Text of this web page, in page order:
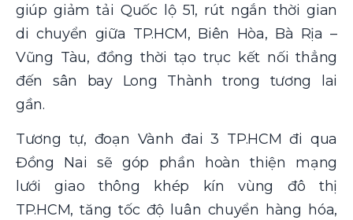
giúp giảm tải Quốc lộ 51, rút ngắn thời gian
di chuyển giữa TP.HCM, Biên Hòa, Bà Rịa –
Vũng Tàu, đồng thời tạo trục kết nối thẳng
đến sân bay Long Thành trong tương lai
gần.
Tương tự, đoạn Vành đai 3 TP.HCM đi qua
Đồng Nai sẽ góp phần hoàn thiện mạng
lưới giao thông khép kín vùng đô thị
TP.HCM, tăng tốc độ luân chuyển hàng hóa,